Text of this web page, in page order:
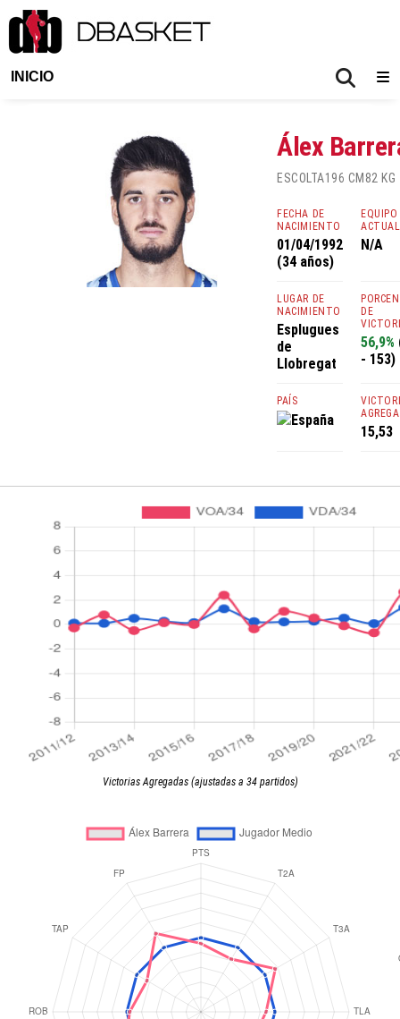
INICIO
Álex
ESCOLTA196 CM 82 KG
FECHA DE
NACIMIENTO
01/04/1992
(34 años)
LUGAR DE
NACIMIENTO
Esplugues
de
Llobregat
PAÍS
España
EQUIPO
ACTUAL
N/A
DE
56,9%
- 153)
15,53
Victorias Agregadas (ajustadas a 34 partidos)